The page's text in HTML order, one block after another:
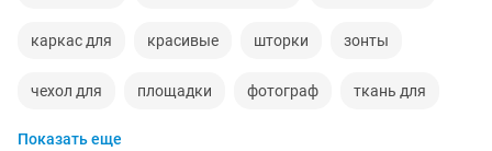
каркас для красивые шторки зонты
чехол для площадки фотограф ткань для
фото зону
Показать еще